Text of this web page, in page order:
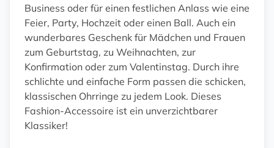
Business oder für einen festlichen Anlass wie eine
Feier, Party, Hochzeit oder einen Ball. Auch ein
wunderbares Geschenk für Mädchen und Frauen
zum Geburtstag, zu Weihnachten, zur
Konfirmation oder zum Valentinstag. Durch ihre
schlichte und einfache Form passen die schicken,
klassischen Ohrringe zu jedem Look. Dieses
Fashion-Accessoire ist ein unverzichtbarer
Klassiker!